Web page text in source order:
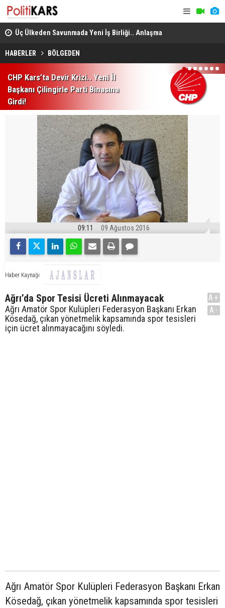
Üç Ülkeden Savunmada Yeni İş Birliği.. Anlaşma
Mekke'de Düzenlenen Zirvede İmzalandı!
HABERLER BÖLGEDEN
CHP Kars’ta Devir Krizi.. Yeni İl
Başkanı Çilingirle Parti Binasına
Girdi!
1 2 3 4 5 6 7
09:11 09 Ağustos 2016
Haber Kaynağı
Ağrı’da Spor Tesisi Ücreti Alınmayacak
Ağrı Amatör Spor Kulüpleri Federasyon Başkanı Erkan
Kösedağ, çıkan yönetmelik kapsamında spor tesisleri
için ücret alınmayacağını söyledi.
A+
A-
Ağrı Amatör Spor Kulüpleri Federasyon Başkanı Erkan
Kösedağ, çıkan yönetmelik kapsamında spor tesisleri